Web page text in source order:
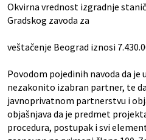
Okvirna vrednost izgradnje
Gradskog zavoda za
veštačenje Beograd iznosi
Povodom pojedinih navoda da je
nezakonito izabran partner, te
javnoprivatnom partnerstvu i
objašnjava da je predmet
procedura, postupak i svi